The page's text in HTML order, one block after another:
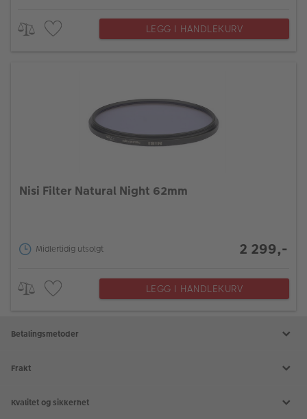
LEGG I HANDLEKURV
Nisi Filter Natural Night 62mm
Midlertidig utsolgt 2 299,-
LEGG I HANDLEKURV
Betalingsmetoder
Frakt
Kvalitet og sikkerhet